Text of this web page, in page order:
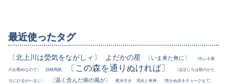
最近使ったタグ
〔北上川は熒気をながしィ〕 よだかの星 〔いま来た角に〕 〔向ふも春
のお勤めなので〕 詩稿用紙 〔この森を通りぬければ〕 〔ほほじろは鼓のかた
ちにひるがへるし〕 〔温く含んだ南の風が〕 夜水引き 渇水と座禅 〔乾かぬ赤きチョークもて〕